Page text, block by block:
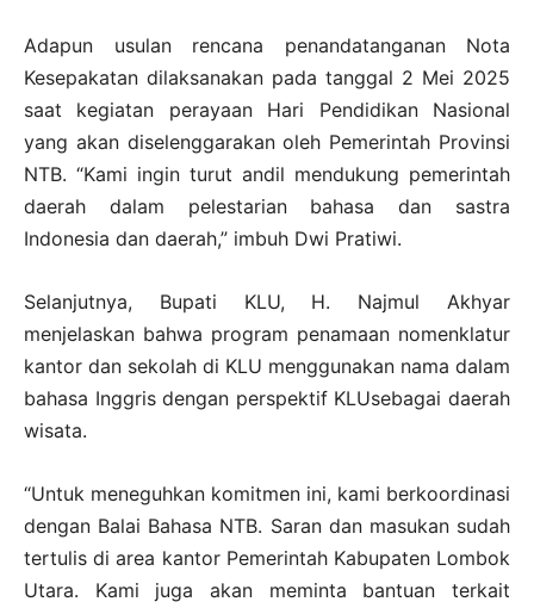
Adapun usulan rencana penandatanganan Nota
Kesepakatan dilaksanakan pada tanggal 2 Mei 2025
saat kegiatan perayaan Hari Pendidikan Nasional
yang akan diselenggarakan oleh Pemerintah Provinsi
NTB. “Kami ingin turut andil mendukung pemerintah
daerah dalam pelestarian bahasa dan sastra
Indonesia dan daerah,” imbuh Dwi Pratiwi.
Selanjutnya, Bupati KLU, H. Najmul Akhyar
menjelaskan bahwa program penamaan nomenklatur
kantor dan sekolah di KLU menggunakan nama dalam
bahasa Inggris dengan perspektif KLUsebagai daerah
wisata.
“Untuk meneguhkan komitmen ini, kami berkoordinasi
dengan Balai Bahasa NTB. Saran dan masukan sudah
tertulis di area kantor Pemerintah Kabupaten Lombok
Utara. Kami juga akan meminta bantuan terkait